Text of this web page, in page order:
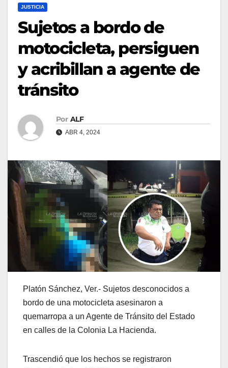
JUSTICIA
Sujetos a bordo de
motocicleta, persiguen
y acribillan a agente de
tránsito
Por ALF
ABR 4, 2024
Platón Sánchez, Ver.- Sujetos desconocidos a
bordo de una motocicleta asesinaron a
quemarropa a un Agente de Tránsito del Estado
en calles de la Colonia La Hacienda.
Trascendió que los hechos se registraron